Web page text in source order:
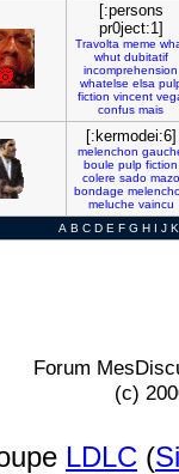
[:persons
pr0ject:1]
Travolta meme
whut dubitatif
incomprehension
whatelse elsa
fiction vincent
confus mais
[:kermodei:6]
melenchon
boule pulp fiction
colere sado mazo
bondage
meluche vaincu
A B C D E F G H I J K
Forum
(c)
LDLC (